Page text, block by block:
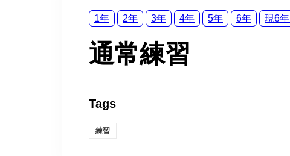
1年 2年 3年 4年 5年 6年 現6年
通常練習
Tags
練習